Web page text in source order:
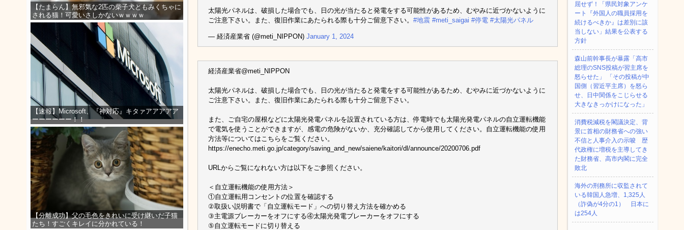
【たまらん】無邪気な2匹の柴子犬ともみくちゃに
される猫！可愛いさしかないｗｗｗｗ
【速報】Microsoft、『神対応』キタァアアアアア
ーーーーーー！！
【分離成功】父の毛色をきれいに受け継いだ子猫
たち！すごくキレイに分かれている！
太陽光パネルは、破損した場合でも、日の光が当たると発電をする可能性があるため、むやみに近づかないように
ご注意下さい。また、復旧作業にあたられる際も十分ご留意下さい。 #地震 #meti_saigai #停電 #太陽光パネル
— 経済産業省 (@meti_NIPPON) January 1, 2024
経済産業省@meti_NIPPON
太陽光パネルは、破損した場合でも、日の光が当たると発電をする可能性があるため、むやみに近づかないように
ご注意下さい。また、復旧作業にあたられる際も十分ご留意下さい。
また、ご自宅の屋根などに太陽光発電パネルを設置されている方は、停電時でも太陽光発電パネルの自立運転機能
で電気を使うことができますが、感電の危険がないか、充分確認してから使用してください。自立運転機能の使用
方法等についてはこちらをご覧ください。
https://enecho.meti.go.jp/category/saving_and_new/saiene/kaitori/dl/announce/20200706.pdf
URLからご覧になれない方は以下をご参照ください。
＜自立運転機能の使用方法＞
①自立運転用コンセントの位置を確認する
②取扱い説明書で「自立運転モード」への切り替え方法を確かめる
③主電源ブレーカーをオフにする④太陽光発電ブレーカーをオフにする
⑤自立運転モードに切り替える
屈せず！「県民対象アンケ
ート『外国人の職員採用を
続けるべきか』は差別に該
当しない」結果を公表する
方針
森山前幹事長が暴露「高市
総理のSNS投稿が習主席を
怒らせた」 「その投稿が中
国側（習近平主席）を怒ら
せ、日中関係をこじらせる
大きなきっかけになった」
消費税減税を閣議決定、背
景に首相の財務省への強い
不信と人事介入の示唆 歴
代政権に増税を主導してき
た財務省、高市内閣に完全
敗北
海外の刑務所に収監されて
いる韓国人急増、1,325人
（詐偽が4分の1） 日本に
は254人